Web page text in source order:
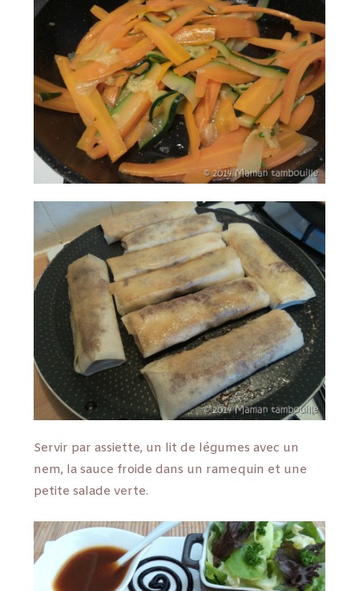
Servir par assiette, un lit de légumes avec un
nem, la sauce froide dans un ramequin et une
petite salade verte.